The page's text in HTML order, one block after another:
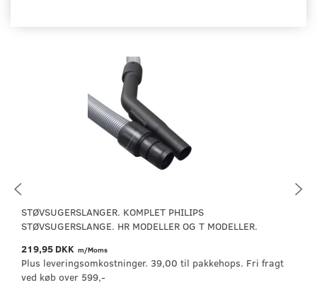
STØVSUGERSLANGER. KOMPLET PHILIPS
STØVSUGERSLANGE. HR MODELLER OG T MODELLER.
219,95 DKK m/Moms
Plus leveringsomkostninger. 39,00 til pakkehops. Fri fragt
ved køb over 599,-